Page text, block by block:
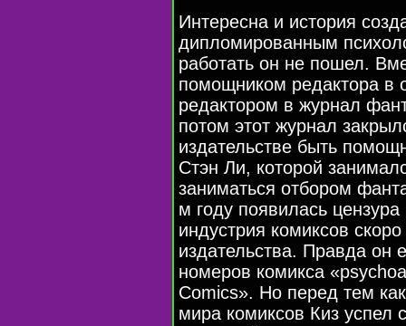
Интересна и история
дипломированным
работать он не пошел.
помощником редактора в
редактором в журнал
потом этот журнал
издательстве быть
Стэн Ли, которой
заниматься отбором
м году появилась
индустрия комиксов
издательства. Правда он
номеров комикса
Comics». Но перед тем
мира комиксов Киз успел